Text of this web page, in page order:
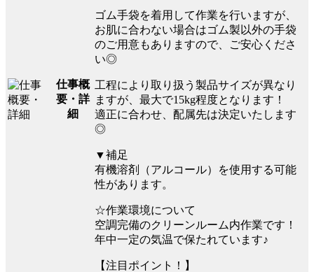
仕事概
要・詳
細
ゴム手袋を着用して作業を行いますが、
お肌に合わない場合はゴム製以外の手袋
のご用意もありますので、ご安心くださ
い◎
工程により取り扱う製品サイズが異なり
ますが、最大で15kg程度となります！
適正に合わせ、配属先は決定いたします
◎
▼補足
有機溶剤（アルコール）を使用する可能
性があります。
☆作業環境について
空調完備のクリーンルーム内作業です！
年中一定の気温で保たれています♪
【注目ポイント！】